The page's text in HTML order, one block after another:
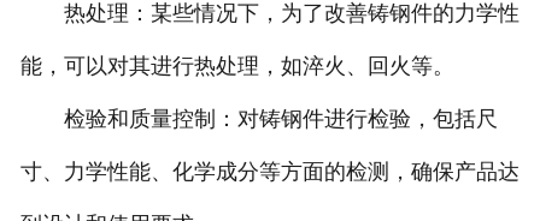
热处理：某些情况下，为了改善铸钢件的力学性
能，可以对其进行热处理，如淬火、回火等。
检验和质量控制：对铸钢件进行检验，包括尺
寸、力学性能、化学成分等方面的检测，确保产品达